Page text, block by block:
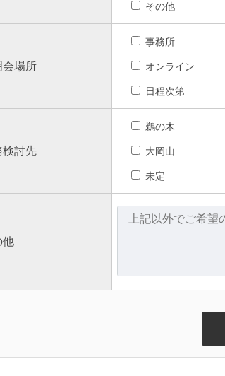
その他
会場所
事務所
オンライン
日程次第
検討先
鵜の木
大岡山
未定
他